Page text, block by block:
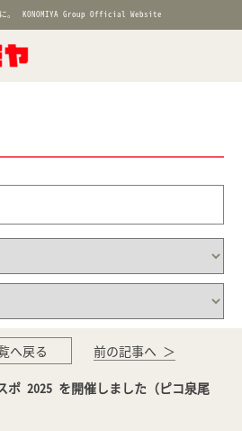
。 KONOMIYA Group Official Website
へ戻る 前の記事へ ＞
ポ 2025 を開催しました（ピコ泉尾